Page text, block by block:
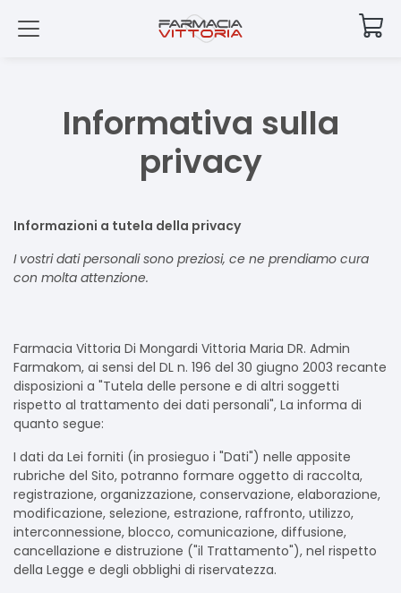
Informativa sulla
privacy
Informazioni a tutela della privacy
I vostri dati personali sono preziosi, ce ne prendiamo cura
con molta attenzione.
Farmacia Vittoria Di Mongardi Vittoria Maria DR. Admin
Farmakom, ai sensi del DL n. 196 del 30 giugno 2003 recante
disposizioni a "Tutela delle persone e di altri soggetti
rispetto al trattamento dei dati personali", La informa di
quanto segue:
I dati da Lei forniti (in prosieguo i "Dati") nelle apposite
rubriche del Sito, potranno formare oggetto di raccolta,
registrazione, organizzazione, conservazione, elaborazione,
modificazione, selezione, estrazione, raffronto, utilizzo,
interconnessione, blocco, comunicazione, diffusione,
cancellazione e distruzione ("il Trattamento"), nel rispetto
della Legge e degli obblighi di riservatezza.